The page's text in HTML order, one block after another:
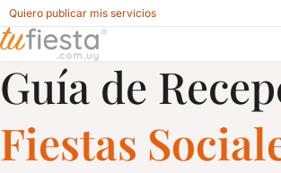
Quiero publicar mis servicios
Recepción de invitados para Fiestas y
Guía de
Fiestas